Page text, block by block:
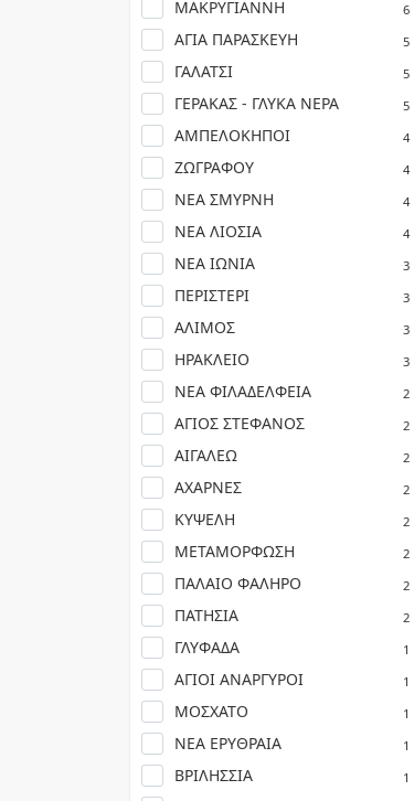
ΜΑΚΡΥΓΙΑΝΝΗ 6
ΑΓΙΑ ΠΑΡΑΣΚΕΥΗ 5
ΓΑΛΑΤΣΙ 5
ΓΕΡΑΚΑΣ - ΓΛΥΚΑ ΝΕΡΑ 5
ΑΜΠΕΛΟΚΗΠΟΙ 4
ΖΩΓΡΑΦΟΥ 4
ΝΕΑ ΣΜΥΡΝΗ 4
ΝΕΑ ΛΙΟΣΙΑ 4
ΝΕΑ ΙΩΝΙΑ 3
ΠΕΡΙΣΤΕΡΙ 3
ΑΛΙΜΟΣ 3
ΗΡΑΚΛΕΙΟ 3
ΝΕΑ ΦΙΛΑΔΕΛΦΕΙΑ 2
ΑΓΙΟΣ ΣΤΕΦΑΝΟΣ 2
ΑΙΓΑΛΕΩ 2
ΑΧΑΡΝΕΣ 2
ΚΥΨΕΛΗ 2
ΜΕΤΑΜΟΡΦΩΣΗ 2
ΠΑΛΑΙΟ ΦΑΛΗΡΟ 2
ΠΑΤΗΣΙΑ 2
ΓΛΥΦΑΔΑ 1
ΑΓΙΟΙ ΑΝΑΡΓΥΡΟΙ 1
ΜΟΣΧΑΤΟ 1
ΝΕΑ ΕΡΥΘΡΑΙΑ 1
ΒΡΙΛΗΣΣΙΑ 1